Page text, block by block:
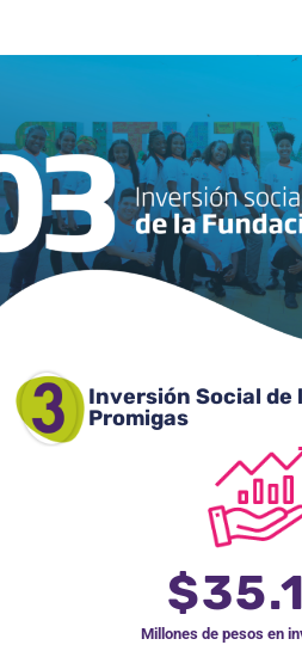
Inversión Social de
Promigas
Millones de pesos en